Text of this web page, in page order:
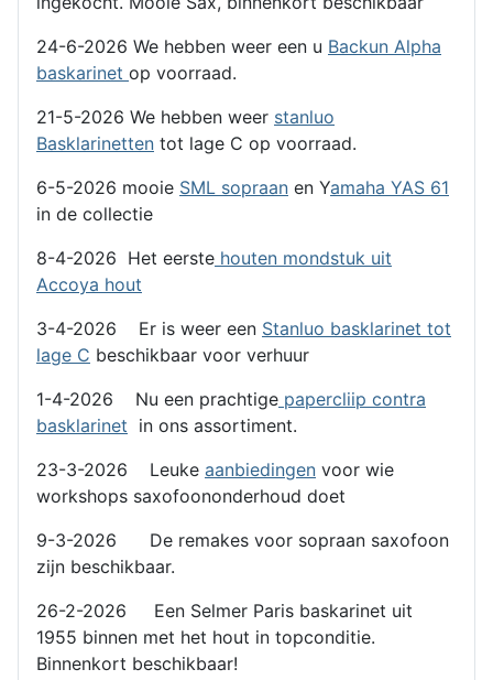
24-6-2026 We hebben weer een u Backun Alpha
baskarinet op voorraad.
21-5-2026 We hebben weer stanluo
Basklarinetten tot lage C op voorraad.
6-5-2026 mooie SML sopraan en Yamaha YAS 61
in de collectie
8-4-2026 Het eerste houten mondstuk uit
Accoya hout
3-4-2026 Er is weer een Stanluo basklarinet tot
lage C beschikbaar voor verhuur
1-4-2026 Nu een prachtige papercliip contra
basklarinet in ons assortiment.
23-3-2026 Leuke aanbiedingen voor wie
workshops saxofoononderhoud doet
9-3-2026 De remakes voor sopraan saxofoon
zijn beschikbaar.
26-2-2026 Een Selmer Paris baskarinet uit
1955 binnen met het hout in topconditie.
Binnenkort beschikbaar!